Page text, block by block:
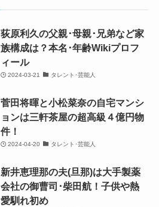
荻原利久の父親･母親･兄弟など家
族構成は？本名･年齢Wikiプロフ
ィール
2024-03-21 タレント･芸能人
菅田将暉と小松菜奈の自宅マンシ
ョンは三軒茶屋の超高級４億円物
件！
2024-04-20 タレント･芸能人
新井恵理那の夫(旦那)は大手製薬
会社の御曹司･柴田航！子供や熱
愛馴れ初め